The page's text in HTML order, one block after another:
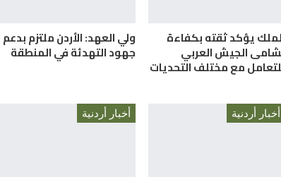
يؤكد ثقته بكفاءة
الجيش العربي
مع مختلف التحديات
ولي العهد: الأردن ملتزم بدعم
جهود التهدئة في المنطقة
أخبار أردنية أخبار أردنية